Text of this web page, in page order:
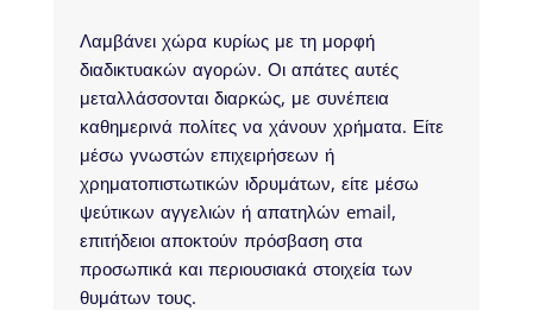
Λαμβάνει χώρα κυρίως με τη μορφή
διαδικτυακών αγορών. Οι απάτες αυτές
μεταλλάσσονται διαρκώς, με συνέπεια
καθημερινά πολίτες να χάνουν χρήματα. Είτε
μέσω γνωστών επιχειρήσεων ή
χρηματοπιστωτικών ιδρυμάτων, είτε μέσω
ψεύτικων αγγελιών ή απατηλών email,
επιτήδειοι αποκτούν πρόσβαση στα
προσωπικά και περιουσιακά στοιχεία των
θυμάτων τους.